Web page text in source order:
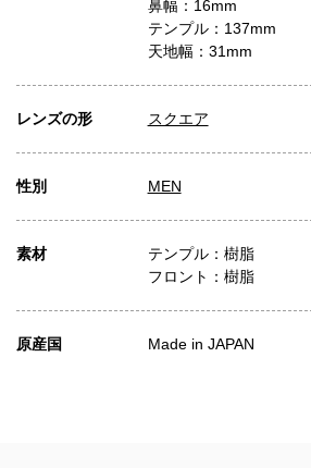
鼻幅：16mm
テンプル：137mm
天地幅：31mm
レンズの形 スクエア
性別 MEN
素材
テンプル：樹脂
フロント：樹脂
原産国 Made in JAPAN